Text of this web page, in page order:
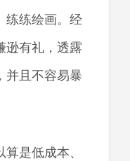
练练绘画。经
逊有礼，透露
并且不容易暴
是低成本、